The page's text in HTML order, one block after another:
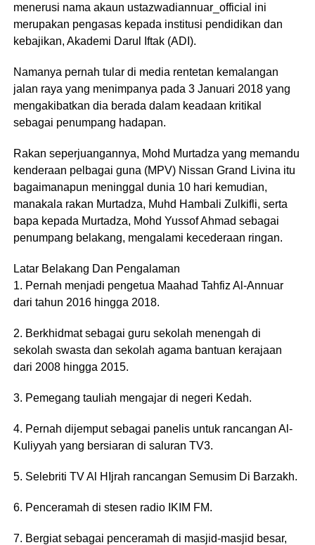
menerusi nama akaun ustazwadiannuar_official ini
merupakan pengasas kepada institusi pendidikan dan
kebajikan, Akademi Darul Iftak (ADI).
Namanya pernah tular di media rentetan kemalangan
jalan raya yang menimpanya pada 3 Januari 2018 yang
mengakibatkan dia berada dalam keadaan kritikal
sebagai penumpang hadapan.
Rakan seperjuangannya, Mohd Murtadza yang memandu
kenderaan pelbagai guna (MPV) Nissan Grand Livina itu
bagaimanapun meninggal dunia 10 hari kemudian,
manakala rakan Murtadza, Muhd Hambali Zulkifli, serta
bapa kepada Murtadza, Mohd Yussof Ahmad sebagai
penumpang belakang, mengalami kecederaan ringan.
Latar Belakang Dan Pengalaman
1. Pernah menjadi pengetua Maahad Tahfiz Al-Annuar
dari tahun 2016 hingga 2018.
2. Berkhidmat sebagai guru sekolah menengah di
sekolah swasta dan sekolah agama bantuan kerajaan
dari 2008 hingga 2015.
3. Pemegang tauliah mengajar di negeri Kedah.
4. Pernah dijemput sebagai panelis untuk rancangan Al-
Kuliyyah yang bersiaran di saluran TV3.
5. Selebriti TV Al HIjrah rancangan Semusim Di Barzakh.
6. Penceramah di stesen radio IKIM FM.
7. Bergiat sebagai penceramah di masjid-masjid besar,